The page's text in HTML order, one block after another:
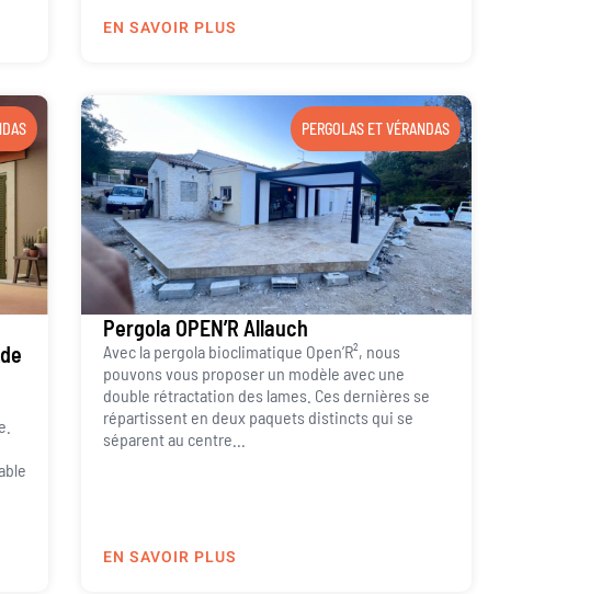
EN SAVOIR PLUS
PERGOLAS ET VÉRANDAS
Pergola OPEN’R Allauch
Avec la pergola bioclimatique Open’R², nous
pouvons vous proposer un modèle avec une
double rétractation des lames. Ces dernières se
répartissent en deux paquets distincts qui se
séparent au centre...
EN SAVOIR PLUS